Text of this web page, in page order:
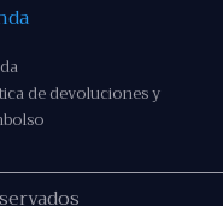
de devoluciones y